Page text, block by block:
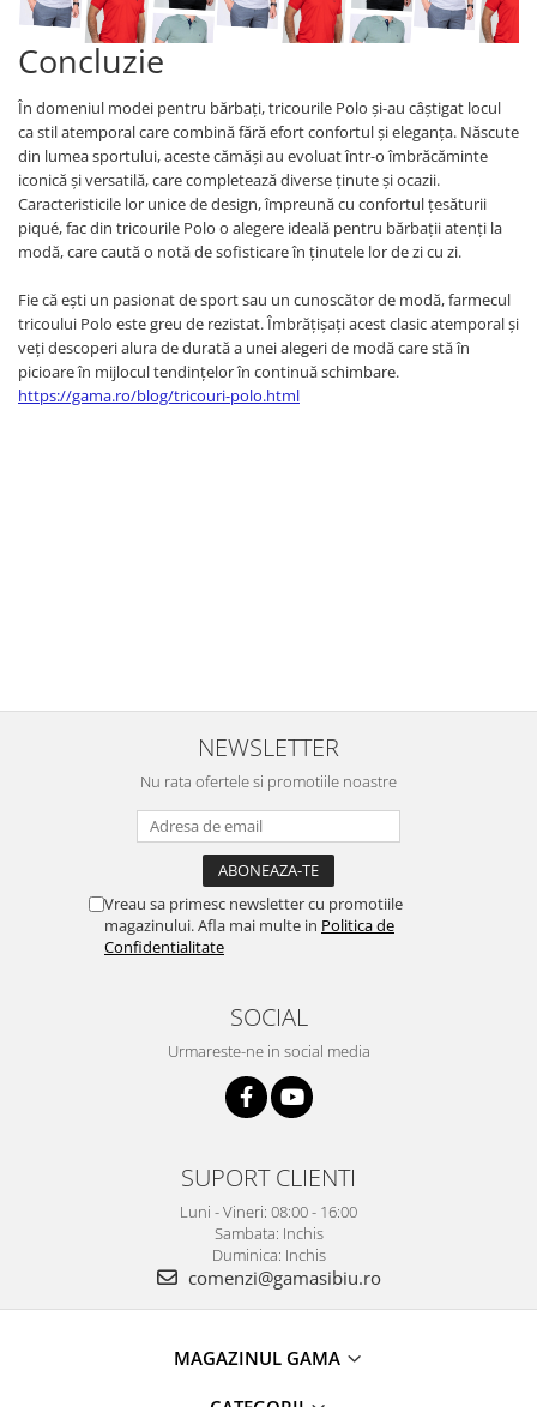
Concluzie
În domeniul modei pentru bărbați, tricourile Polo și-au câștigat locul
ca stil atemporal care combină fără efort confortul și eleganța. Născute
din lumea sportului, aceste cămăși au evoluat într-o îmbrăcăminte
iconică și versatilă, care completează diverse ținute și ocazii.
Caracteristicile lor unice de design, împreună cu confortul țesăturii
piqué, fac din tricourile Polo o alegere ideală pentru bărbații atenți la
modă, care caută o notă de sofisticare în ținutele lor de zi cu zi.
Fie că ești un pasionat de sport sau un cunoscător de modă, farmecul
tricoului Polo este greu de rezistat. Îmbrățișați acest clasic atemporal și
veți descoperi alura de durată a unei alegeri de modă care stă în
picioare în mijlocul tendințelor în continuă schimbare.
https://gama.ro/blog/tricouri-polo.html
NEWSLETTER
Nu rata ofertele si promotiile noastre
Vreau sa primesc newsletter cu promotiile
magazinului. Afla mai multe in Politica de
Confidentialitate
SOCIAL
Urmareste-ne in social media
SUPORT CLIENTI
Luni - Vineri: 08:00 - 16:00
Sambata: Inchis
Duminica: Inchis
comenzi@gamasibiu.ro
MAGAZINUL GAMA